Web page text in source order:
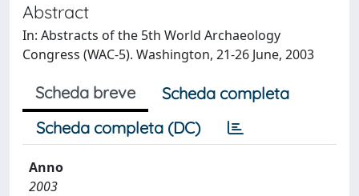
Abstract
In: Abstracts of the 5th World Archaeology
Congress (WAC-5). Washington, 21-26 June, 2003
Scheda breve
Scheda completa
Scheda completa (DC)
Anno
2003